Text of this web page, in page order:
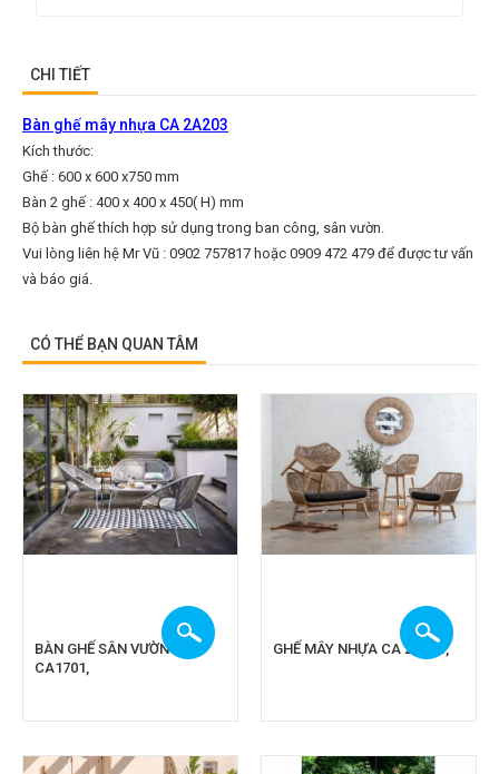
CHI TIẾT
Bàn ghế mây nhựa CA 2A203
Kích thước:
Ghế : 600 x 600 x750 mm
Bàn 2 ghế : 400 x 400 x 450( H) mm
Bộ bàn ghế thích hợp sử dụng trong ban công, sân vườn.
Vui lòng liên hệ Mr Vũ : 0902 757817 hoặc 0909 472 479 để được tư vấn
và báo giá.
CÓ THỂ BẠN QUAN TÂM
BÀN GHẾ SÂN VƯỜN
CA1701,
GHẾ MÂY NHỰA CA 2A201,